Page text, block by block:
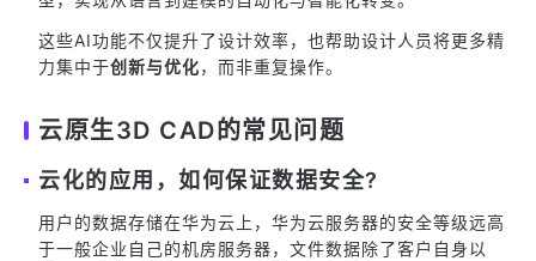
这些AI功能不仅提升了设计效率，也帮助设计人员将更多精
力集中于创新与优化，而非重复操作。
云原生3D CAD的常见问题
云化的应用，如何保证数据安全?
用户的数据存储在华为云上，华为云服务器的安全等级远高
于一般企业自己的机房服务器，文件数据除了客户自身以